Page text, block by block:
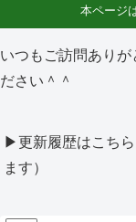
本ページ
いつもご訪問ありが
ださい＾＾
▶更新履歴はこち
ます）